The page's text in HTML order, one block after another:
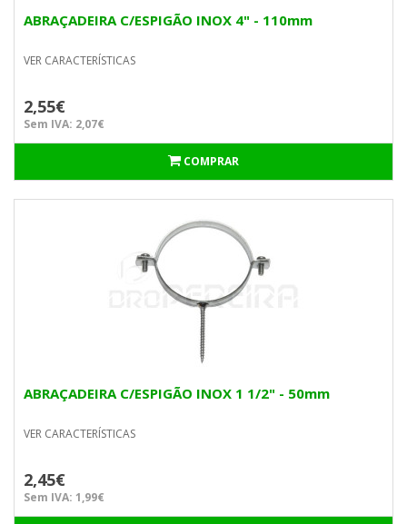
ABRAÇADEIRA C/ESPIGÃO INOX 4" - 110mm
VER CARACTERÍSTICAS
2,55€
Sem IVA: 2,07€
COMPRAR
ABRAÇADEIRA C/ESPIGÃO INOX 1 1/2" - 50mm
VER CARACTERÍSTICAS
2,45€
Sem IVA: 1,99€